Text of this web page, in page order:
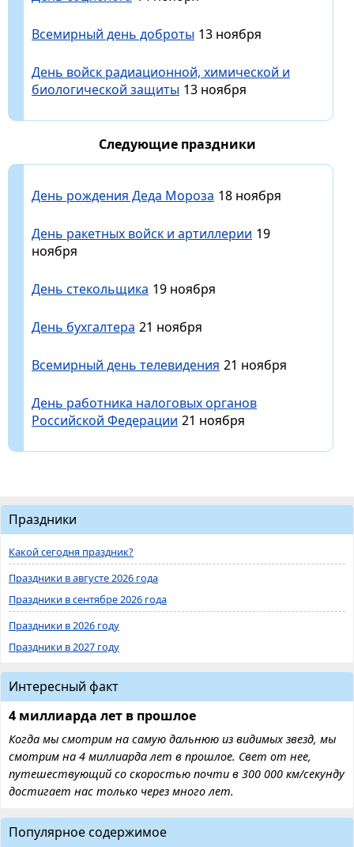
Всемирный день доброты 13 ноября
День войск радиационной, химической и
биологической защиты 13 ноября
Следующие праздники
День рождения Деда Мороза 18 ноября
День ракетных войск и артиллерии 19
ноября
День стекольщика 19 ноября
День бухгалтера 21 ноября
Всемирный день телевидения 21 ноября
День работника налоговых органов
Российской Федерации 21 ноября
Праздники
Какой сегодня праздник?
Праздники в августе 2026 года
Праздники в сентябре 2026 года
Праздники в 2026 году
Праздники в 2027 году
Интересный факт
4 миллиарда лет в прошлое
Когда мы смотрим на самую дальнюю из видимых звезд, мы
смотрим на 4 миллиарда лет в прошлое. Свет от нее,
путешествующий со скоростью почти в 300 000 км/секунду
достигает нас только через много лет.
Популярное содержимое